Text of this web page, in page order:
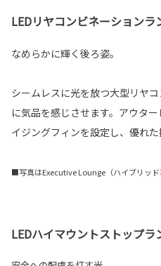
LEDリヤコンビネーションラ
なめらかに輝く後ろ姿。
シームレスに光を放つ大型リヤ
に気品を感じさせます。アウタ
イジングフィンを設定し、優れ
■写真はExecutive Lounge（ハイブリッド
LEDハイマウントストップラ